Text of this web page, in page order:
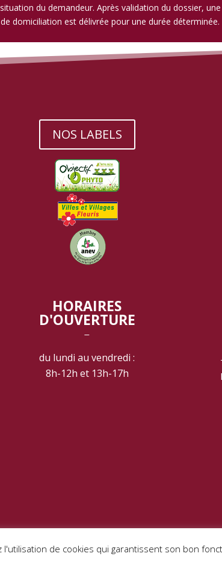
situation du demandeur. Après validation du dossier, une
domiciliation est délivrée pour une durée déterminée.
NOS LABELS
HORAIRES
D'OUVERTURE
‾
du lundi au vendredi :
8h-12h et 13h-17h
de cookies qui garantissent son bon